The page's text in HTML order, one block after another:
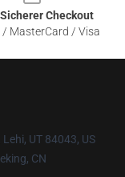
Sicherer Checkout
/ MasterCard / Visa
UT 84043, US
CN